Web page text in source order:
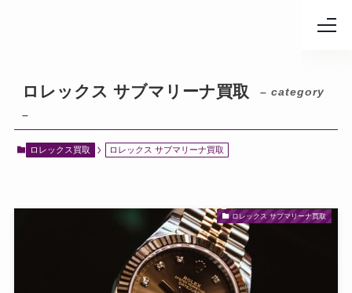
ロレックス サブマリーナ買取
– category
–
ロレックス買取 ロレックス サブマリーナ買取
ロレックス サブマリーナ買取